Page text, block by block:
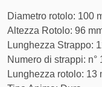
Da 20.1 kg a
Diametro rotolo: 100
Altezza Rotolo: 96
Lunghezza Strappo:
Numero di strappi: n°
Lunghezza rotolo: 13